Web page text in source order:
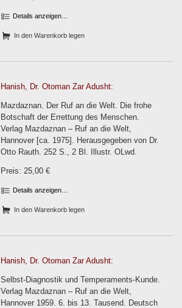
Details anzeigen…
In den Warenkorb legen
Hanish, Dr. Otoman Zar Adusht:
Mazdaznan. Der Ruf an die Welt. Die frohe
Botschaft der Errettung des Menschen.
Verlag Mazdaznan – Ruf an die Welt,
Hannover [ca. 1975]. Herausgegeben von Dr.
Otto Rauth. 252 S., 2 Bl. Illustr. OLwd.
Preis: 25,00 €
Details anzeigen…
In den Warenkorb legen
Hanish, Dr. Otoman Zar Adusht:
Selbst-Diagnostik und Temperaments-Kunde.
Verlag Mazdaznan – Ruf an die Welt,
Hannover 1959. 6. bis 13. Tausend. Deutsch